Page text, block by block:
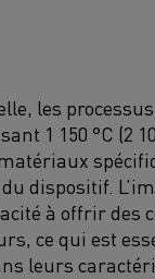
les
1 150 °C (2
dispositif.
à offrir des
ce qui est
leurs